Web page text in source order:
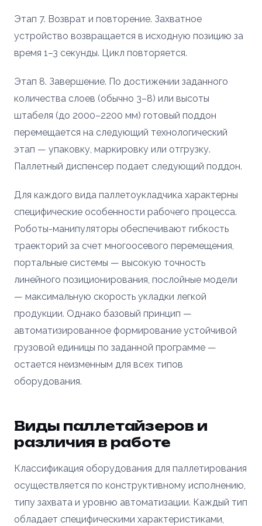
Этап 7. Возврат и повторение. Захватное
устройство возвращается в исходную позицию за
время 1–3 секунды. Цикл повторяется.
Этап 8. Завершение. По достижении заданного
количества слоев (обычно 3–8) или высоты
штабеля (до 2000–2200 мм) готовый поддон
перемещается на следующий технологический
этап — упаковку, маркировку или отгрузку.
Паллетный диспенсер подает следующий поддон.
Для каждого вида паллетоукладчика характерны
специфические особенности рабочего процесса.
Роботы-манипуляторы обеспечивают гибкость
траекторий за счет многоосевого перемещения,
портальные системы — высокую точность
линейного позиционирования, послойные модели
— максимальную скорость укладки легкой
продукции. Однако базовый принцип —
автоматизированное формирование устойчивой
грузовой единицы по заданной программе —
остается неизменным для всех типов
оборудования.
Виды паллетайзеров и
различия в работе
Классификация оборудования для паллетирования
осуществляется по конструктивному исполнению,
типу захвата и уровню автоматизации. Каждый тип
обладает специфическими характеристиками,